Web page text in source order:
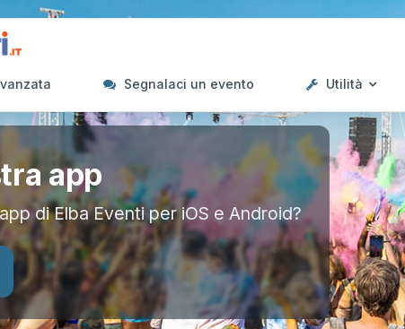
Segnalaci un evento Utilità
app
di Elba Eventi per iOS e Android?